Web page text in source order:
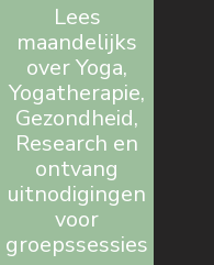
Lees
maandelijks
over Yoga,
Yogatherapie,
Gezondheid,
Research en
ontvang
uitnodigingen
voor
groepssessies